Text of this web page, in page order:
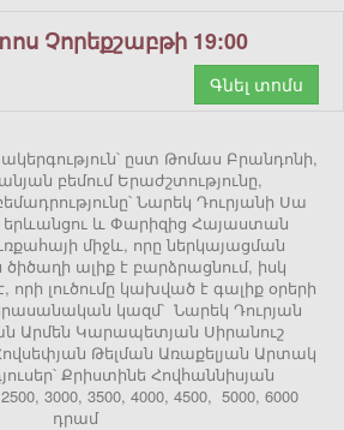
Չորեքշաբթի 19:00
Գնել տոմս
ըստ Թոմաս Բրանդոնի,
բեմում Երաժշտությունը,
Նարեկ Դուրյանի Սա
երևանցու և Փարիզից Հայաստան
միջև, որը ներկայացման
ալիք է բարձրացնում, իսկ
որի լուծումը կախված է գալիք օրերի
կազմ՝ Նարեկ Դուրյան
Արմեն Կարապետյան Սիրանուշ
Թելման Առաքելյան Արտակ
Քրիստինե Հովհաննիսյան
3000, 3500, 4000, 4500, 5000, 6000
դրամ